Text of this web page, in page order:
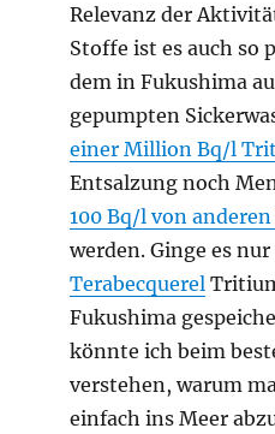
Relevanz der
Stoffe ist es auch so
dem in Fukushima
gepumpten
einer Million Bq/l
Entsalzung noch
100 Bq/l von
werden. Ginge es
Terabecquerel
Fukushima
könnte ich beim
verstehen, warum
einfach ins Meer